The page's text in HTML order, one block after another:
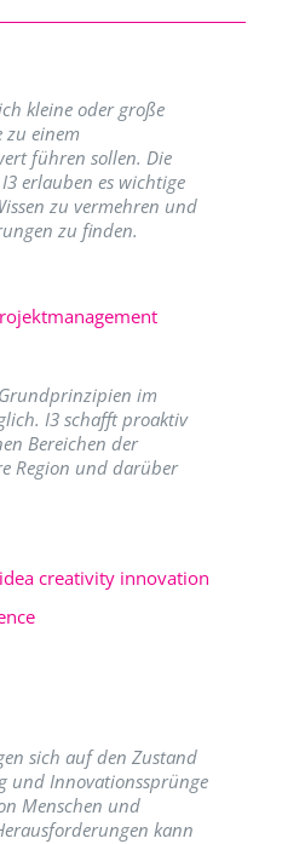
kleine oder große
zu einem
führen sollen. Die
erlauben es wichtige
zu vermehren und
zu finden.
im
I3 schafft proaktiv
Bereichen der
Region und darüber
creativity innovation
sich auf den Zustand
und Innovationssprünge
Menschen und
kann